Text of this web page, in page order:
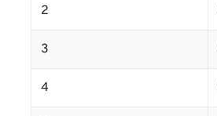
2
3
4